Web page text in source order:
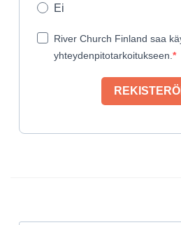
Ei
River Church Finland saa
yhteydenpitotarkoitukseen.